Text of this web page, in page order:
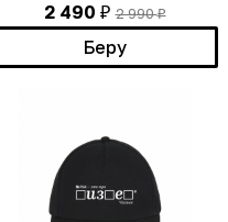
2 490 ₽ 2 990₽
Беру